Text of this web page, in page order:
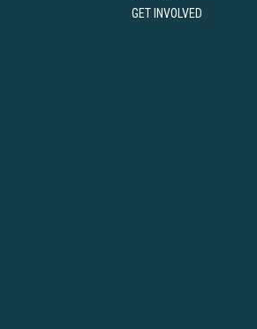
GET INVOLVED